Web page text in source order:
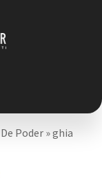
Expandir
Poder»ghia